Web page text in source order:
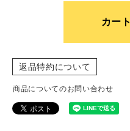
カー
返品特約について
商品についてのお問い合わせ